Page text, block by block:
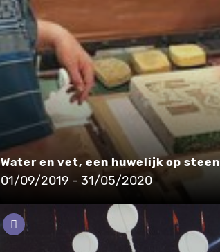
Water en vet, een huwelijk op steen
01/09/2019 - 31/05/2020